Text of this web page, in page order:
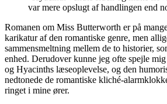
var mere opslugt af handlingen end
Romanen om Miss Butterworth er på
karikatur af den romantiske genre, men
sammensmeltning mellem de to historier,
enhed. Derudover kunne jeg ofte spejle
og Hyacinths læseoplevelse, og den
nedtonede de romantiske kliché-
ringet i mine ører.